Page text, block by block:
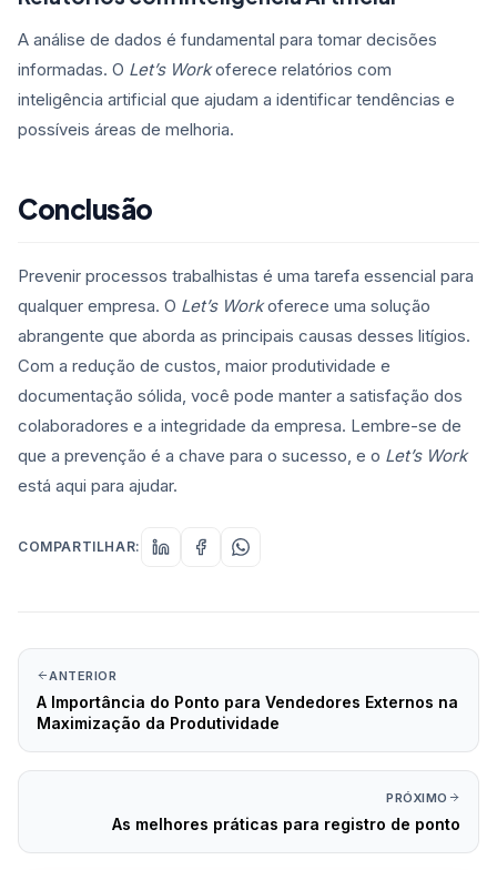
A análise de dados é fundamental para tomar decisões
informadas. O Let’s Workoferece relatórios com
inteligência artificial que ajudam a identificar tendências e
possíveis áreas de melhoria.
Conclusão
Prevenir processos trabalhistas é uma tarefa essencial para
qualquer empresa. O Let’s Workoferece uma solução
abrangente que aborda as principais causas desses litígios.
Com a redução de custos, maior produtividade e
documentação sólida, você pode manter a satisfação dos
colaboradores e a integridade da empresa. Lembre-se de
que a prevenção é a chave para o sucesso, e o Let’s Work
está aqui para ajudar.
COMPARTILHAR:
ANTERIOR
A Importância do Ponto para Vendedores Externos na
Maximização da Produtividade
PRÓXIMO
As melhores práticas para registro de ponto